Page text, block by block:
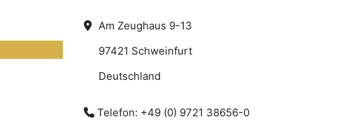
Am Zeughaus 9-13
97421 Schweinfurt
Deutschland
Telefon: +49 (0) 9721 38656-0